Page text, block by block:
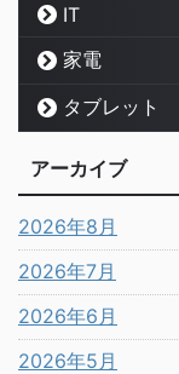
IT
家電
タブレット
アーカイブ
2026年8月
2026年7月
2026年6月
2026年5月